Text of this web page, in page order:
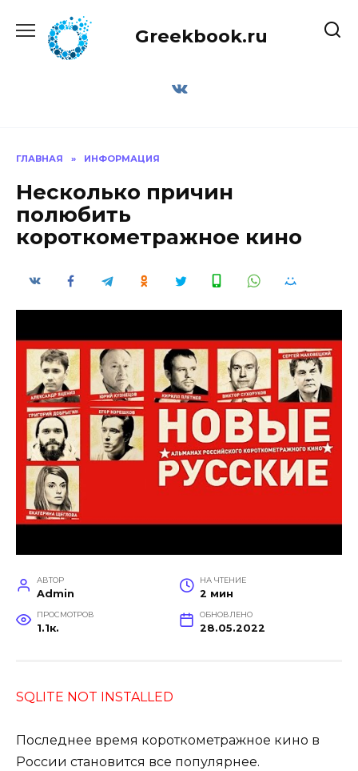
содержанию
Greekbook.ru
ГЛАВНАЯ » ИНФОРМАЦИЯ
Несколько причин
полюбить
короткометражное кино
АВТОР
Admin
НА ЧТЕНИЕ
2 мин
ПРОСМОТРОВ
1.1к.
ОБНОВЛЕНО
28.05.2022
SQLITE NOT INSTALLED
Последнее время короткометражное кино в
России становится все популярнее.